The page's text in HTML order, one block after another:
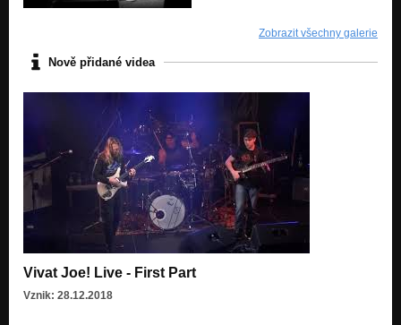
Zobrazit všechny galerie
Nově přidané videa
Vivat Joe! Live - First Part
Vznik: 28.12.2018